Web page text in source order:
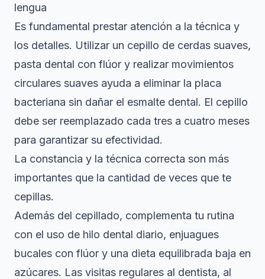
lengua
Es fundamental prestar atención a la técnica y
los detalles. Utilizar un cepillo de cerdas suaves,
pasta dental con flúor y realizar movimientos
circulares suaves ayuda a eliminar la placa
bacteriana sin dañar el esmalte dental. El cepillo
debe ser reemplazado cada tres a cuatro meses
para garantizar su efectividad.
La constancia y la técnica correcta son más
importantes que la cantidad de veces que te
cepillas.
Además del cepillado, complementa tu rutina
con el uso de hilo dental diario, enjuagues
bucales con flúor y una dieta equilibrada baja en
azúcares. Las visitas regulares al dentista, al